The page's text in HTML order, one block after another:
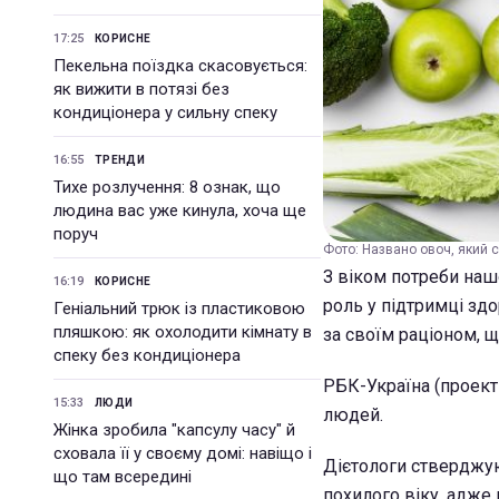
17:25 КОРИСНЕ
Пекельна поїздка скасовується:
як вижити в потязі без
кондиціонера у сильну спеку
16:55 ТРЕНДИ
Тихе розлучення: 8 ознак, що
людина вас уже кинула, хоча ще
поруч
16:19 КОРИСНЕ
Геніальний трюк із пластиковою
пляшкою: як охолодити кімнату в
спеку без кондиціонера
15:33 ЛЮДИ
Жінка зробила "капсулу часу" й
сховала її у своєму домі: навіщо і
що там всередині
Фото: Названо овоч, який
З віком потреби
роль у підтримці
за своїм раціоном,
РБК-Україна
людей.
Дієтологи